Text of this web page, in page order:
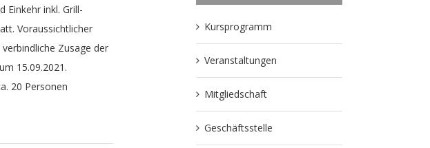
Einkehr inkl. Grill-
Voraussichtlicher
Zusage der
15.09.2021.
20 Personen
Kursprogramm
Veranstaltungen
Mitgliedschaft
Geschäftsstelle